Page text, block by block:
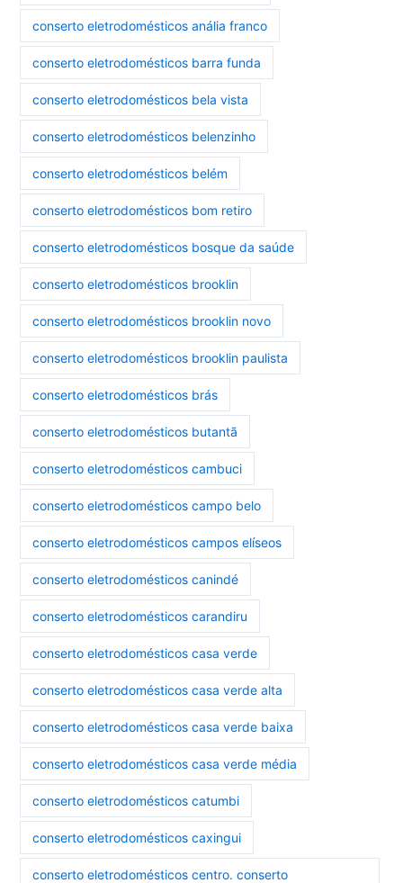
conserto eletrodomésticos anália franco
conserto eletrodomésticos barra funda
conserto eletrodomésticos bela vista
conserto eletrodomésticos belenzinho
conserto eletrodomésticos belém
conserto eletrodomésticos bom retiro
conserto eletrodomésticos bosque da saúde
conserto eletrodomésticos brooklin
conserto eletrodomésticos brooklin novo
conserto eletrodomésticos brooklin paulista
conserto eletrodomésticos brás
conserto eletrodomésticos butantã
conserto eletrodomésticos cambuci
conserto eletrodomésticos campo belo
conserto eletrodomésticos campos elíseos
conserto eletrodomésticos canindé
conserto eletrodomésticos carandiru
conserto eletrodomésticos casa verde
conserto eletrodomésticos casa verde alta
conserto eletrodomésticos casa verde baixa
conserto eletrodomésticos casa verde média
conserto eletrodomésticos catumbi
conserto eletrodomésticos caxingui
conserto eletrodomésticos centro. conserto